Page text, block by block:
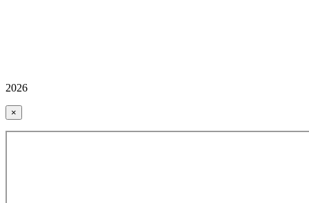
2026
×